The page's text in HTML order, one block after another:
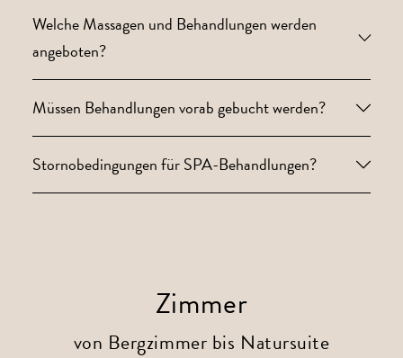
Welche Massagen und Behandlungen werden
angeboten?
Müssen Behandlungen vorab gebucht werden?
Stornobedingungen für SPA-Behandlungen?
Zimmer
von Bergzimmer bis Natursuite